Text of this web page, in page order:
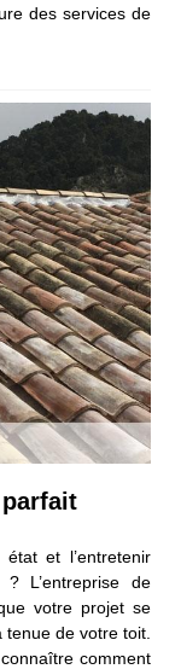
des services de
et l’entretenir
L’entreprise de
votre projet se
de votre toit.
comment